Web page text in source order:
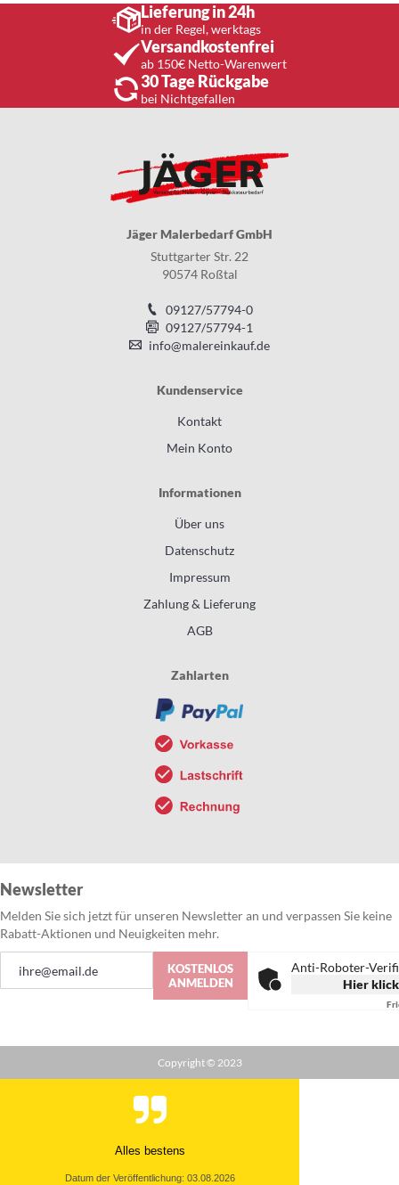
Lieferung in 24h
in der Regel, werktags
Versandkostenfrei
ab 150€ Netto-Warenwert
30 Tage Rückgabe
bei Nichtgefallen
Jäger Malerbedarf GmbH
Stuttgarter Str. 22
90574 Roßtal
09127/57794-0
09127/57794-1
info@malereinkauf.de
Kundenservice
Kontakt
Mein Konto
Informationen
Über uns
Datenschutz
Impressum
Zahlung & Lieferung
AGB
Zahlarten
Newsletter
Melden Sie sich jetzt für unseren Newsletter an und verpassen Sie keine
Rabatt-Aktionen und Neuigkeiten mehr.
zum
KOSTENLOS
ANMELDEN
Anti-Roboter-
Hier
Copyright © 2023
Alles bestens
Datum der Veröffentlichung: 03.08.2026